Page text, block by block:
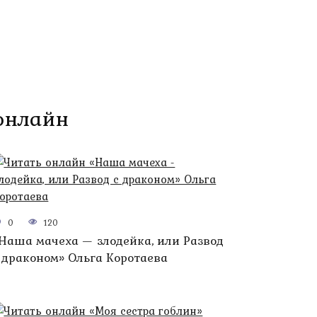
0 120
мачеха — злодейка, или Развод
Ольга Коротаева